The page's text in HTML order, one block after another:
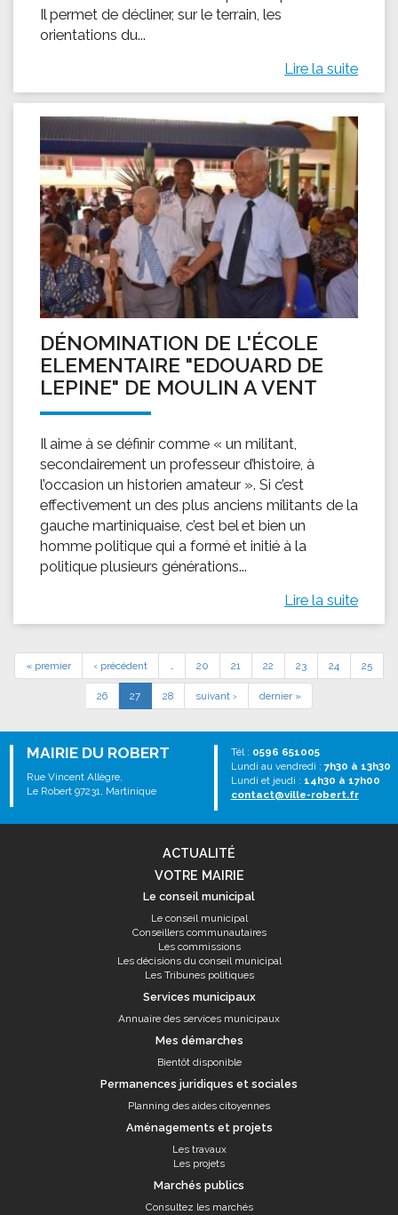
Il permet de décliner, sur le terrain, les
orientations du...
Lire la suite
DÉNOMINATION DE L'ÉCOLE
ELEMENTAIRE "EDOUARD DE
LEPINE" DE MOULIN A VENT
Il aime à se définir comme « un militant,
secondairement un professeur d’histoire, à
l’occasion un historien amateur ». Si c’est
effectivement un des plus anciens militants de la
gauche martiniquaise, c’est bel et bien un
homme politique qui a formé et initié à la
politique plusieurs générations...
Lire la suite
« premier ‹ précédent … 20 21 22 23 24 25
26 27 28 suivant › dernier »
MAIRIE DU ROBERT
Rue Vincent Allègre,
Le Robert 97231, Martinique
Tél : 0596 651005
Lundi au vendredi : 7h30 à 13h30
Lundi et jeudi : 14h30 à 17h00
contact@ville-robert.fr
ACTUALITÉ
VOTRE MAIRIE
Le conseil municipal
Le conseil municipal
Conseillers communautaires
Les commissions
Les décisions du conseil municipal
Les Tribunes politiques
Services municipaux
Annuaire des services municipaux
Mes démarches
Bientôt disponible
Permanences juridiques et sociales
Planning des aides citoyennes
Aménagements et projets
Les travaux
Les projets
Marchés publics
Consultez les marchés